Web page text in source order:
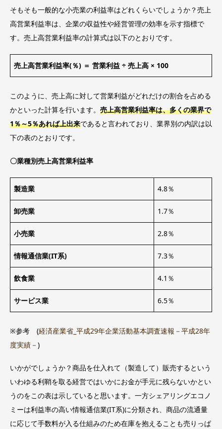
そもそも一般的な小売業の利益率はどれくらいでしょうか？売上
高営業利益率は、企業の収益性や経営管理の効率を示す指標で
す。売上高営業利益率の計算式は以下のとおりです。
売上高営業利益率(％) ＝ 営業利益 ÷ 売上高 × 100
このように、売上高に対して営業利益がどれだけの割合を占める
かといった計算を行います。 売上高営業利益率は、多くの業界で
1％～5％あれば上出来であると言われており、業界別の内訳は以
下の表のとおりです。
〇業種別売上高営業利益率
製造業 4.8％
卸売業 1.7％
小売業 2.8％
情報通信業(IT系) 7.3％
飲食業 4.1％
サービス業 6.5％
※参考 (経済産業省_平成29年企業活動基本調査速報－平成28年
度実績－ )
いかがでしょうか？商品を仕入れて（製造して）販売するという
いわゆる利鞘を取る経営ではいかにお金が手元に残らないかとい
うのをこの表は示していると思います。一方シェアリングエコノ
ミーは利益率の高い情報通信業(IT系)に分類され、商品の流通量
に応じて手数料が入る仕組みのため在庫を抱えることも売りっぱ